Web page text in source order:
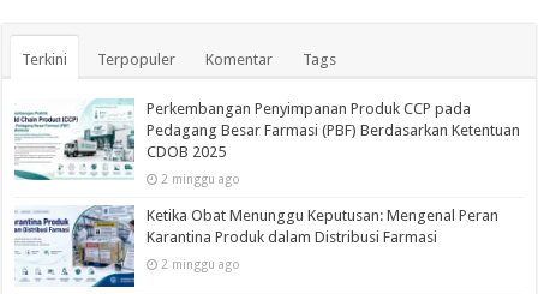
Terkini Terpopuler Komentar Tags
Perkembangan Penyimpanan Produk CCP pada
Pedagang Besar Farmasi (PBF) Berdasarkan Ketentuan
CDOB 2025
2 minggu ago
Ketika Obat Menunggu Keputusan: Mengenal Peran
Karantina Produk dalam Distribusi Farmasi
2 minggu ago